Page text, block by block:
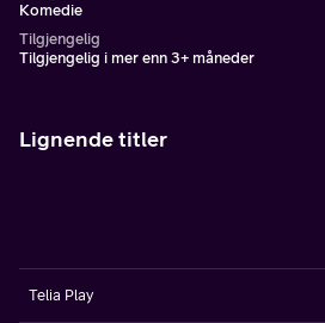
Komedie
Tilgjengelig
Tilgjengelig i mer enn 3+ måneder
Lignende titler
Telia Play